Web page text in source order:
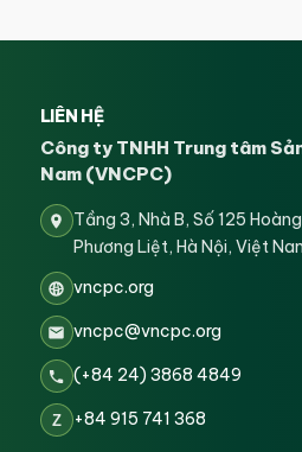
LIÊN HỆ
Công ty TNHH Trung tâm
Nam (VNCPC)
Tầng 3, Nhà B, Số 125
Phương Liệt, Hà Nội, Việt
vncpc.org
vncpc@vncpc.org
(+84 24) 3868 4849
Z +84 915 741 368